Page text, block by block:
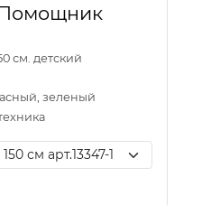
см. детский
зеленый